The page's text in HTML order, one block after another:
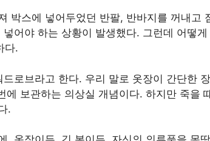
박스에 넣어두었던 반팔, 반바지를 꺼내고
어야 하는 상황이 발생했다. 그런데 어떻
다.
로브라고 한다. 우리 말로 옷장이 간단한
에 보관하는 의상실 개념이다. 하지만 죽을
.